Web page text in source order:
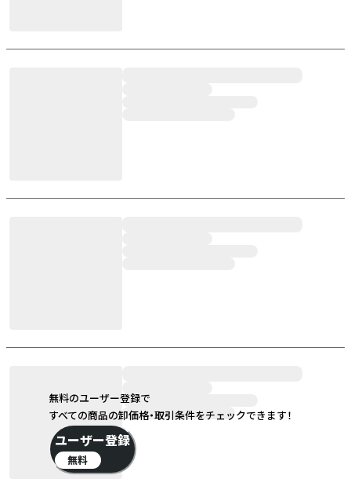
無料のユーザー登録で
すべての商品の卸価格・取引条件をチェックできます！
ユーザー登録
無料